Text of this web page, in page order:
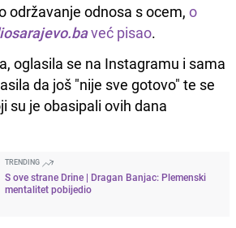
održavanje odnosa s ocem, o
već pisao.
oglasila se na Instagramu i sama
da još "nije sve gotovo" te se
su je obasipali ovih dana
TRENDING
S ove strane Drine | Dragan Banjac: Plemenski
mentalitet pobijedio